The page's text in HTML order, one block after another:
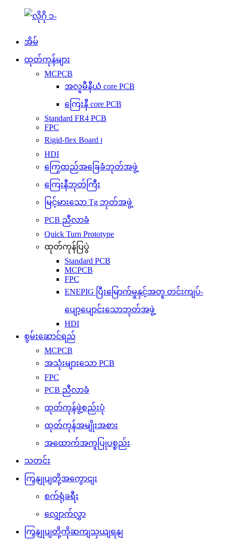
အိမ်
ထုတ်ကုန်များ
MCPCB
အလူမီနီယံ core PCB
ကြေးနီ core PCB
Standard FR4 PCB
FPC
Rigid-flex Board ၊
HDI
ကြွေထည်အခြေခံဘုတ်အဖွဲ့
ကြေးနီဘုတ်ကြီး
မြင့်မားသော Tg ဘုတ်အဖွဲ့
PCB ညီလာခံ
Quick Turn Prototype
ထုတ်ကုန်ပြပွဲ
Standard PCB
MCPCB
FPC
ENEPIG ပြီးမြောက်မှုနှင့်အတူ တင်းကျပ်-
ပျော့ပျောင်းသောဘုတ်အဖွဲ့
HDI
စွမ်းဆောင်ရည်
MCPCB
အသုံးများသော PCB
FPC
PCB ညီလာခံ
ထုတ်ကုန်ဖွဲ့စည်းပုံ
ထုတ်ကုန်အမျိုးအစား
အထောက်အကူပြုပစ္စည်း
သတင်း
ကြှနျုပျတို့အကွောငျး
စက်ရုံခရီး
လျှောက်လွှာ
ကြှနျုပျတို့ကိုဆကျသှယျရနျ